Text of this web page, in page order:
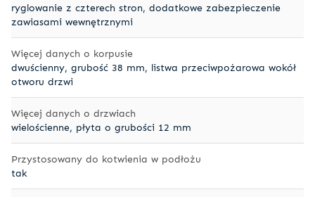
ryglowanie z czterech stron, dodatkowe zabezpieczenie
zawiasami wewnętrznymi
Więcej danych o korpusie
dwuścienny, grubość 38 mm, listwa przeciwpożarowa wokół
otworu drzwi
Więcej danych o drzwiach
wielościenne, płyta o grubości 12 mm
Przystosowany do kotwienia w podłożu
tak